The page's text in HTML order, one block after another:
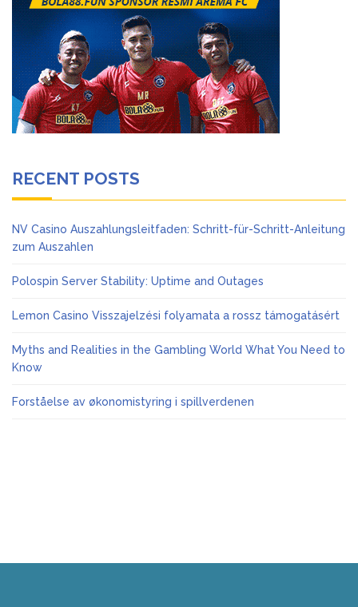
RECENT POSTS
NV Casino Auszahlungsleitfaden: Schritt-für-Schritt-Anleitung
zum Auszahlen
Polospin Server Stability: Uptime and Outages
Lemon Casino Visszajelzési folyamata a rossz támogatásért
Myths and Realities in the Gambling World What You Need to
Know
Forståelse av økonomistyring i spillverdenen